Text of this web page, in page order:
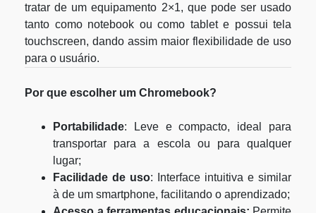
tratar de um equipamento 2×1, que pode ser usado
tanto como notebook ou como tablet e possui tela
touchscreen, dando assim maior flexibilidade de uso
para o usuário.
Por que escolher um Chromebook?
Portabilidade: Leve e compacto, ideal para
transportar para a escola ou para qualquer
lugar;
Facilidade de uso: Interface intuitiva e similar
à de um smartphone, facilitando o aprendizado;